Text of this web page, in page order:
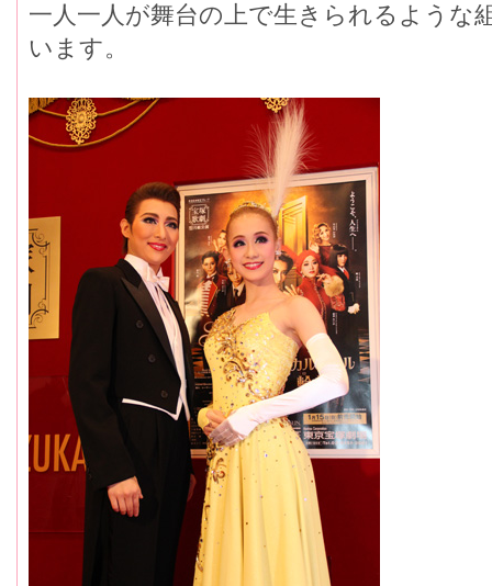
一人一人が舞台の上で生きられるような
います。